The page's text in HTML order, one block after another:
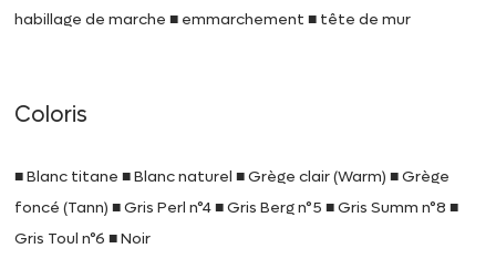
habillage de marche ■ emmarchement ■ tête de mur
Coloris
■ Blanc titane ■ Blanc naturel ■ Grège clair (Warm) ■ Grège
foncé (Tann) ■ Gris Perl n°4 ■ Gris Berg n°5 ■ Gris Summ n°8 ■
Gris Toul n°6 ■ Noir